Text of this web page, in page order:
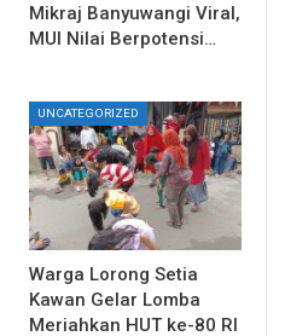
Mikraj Banyuwangi Viral,
MUI Nilai Berpotensi…
UNCATEGORIZED
Warga Lorong Setia
Kawan Gelar Lomba
Meriahkan HUT ke-80 RI